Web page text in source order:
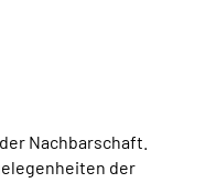
Nachbarschaft.
der